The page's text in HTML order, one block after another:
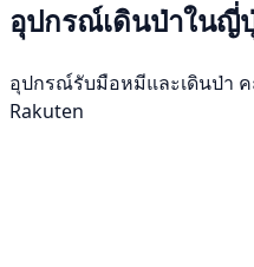
อุปกรณ์เดินป่าในญี่
อุปกรณ์รับมือหมีและเดินป่า
Rakuten